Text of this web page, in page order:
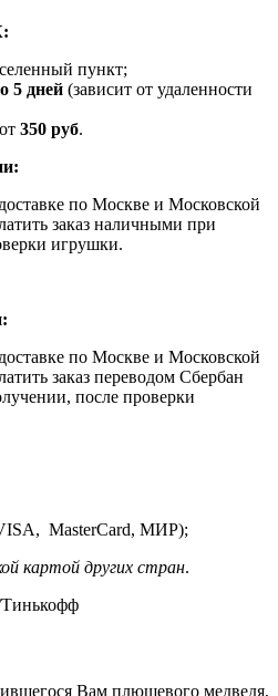
пункт;
5 дней (зависит от удаленности
350 руб.
по Москве и Московской
заказ наличными при
игрушки.
по Москве и Московской
заказ переводом Сбербан
после проверки
MasterCard, МИР);
картой других стран.
Вам плюшевого медведя,